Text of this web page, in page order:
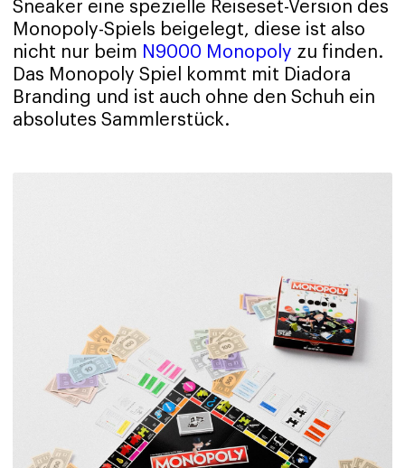
Sneaker eine spezielle Reiseset-Version des
Monopoly-Spiels beigelegt, diese ist also
nicht nur beim N9000 Monopoly zu finden.
Das Monopoly Spiel kommt mit Diadora
Branding und ist auch ohne den Schuh ein
absolutes Sammlerstück.